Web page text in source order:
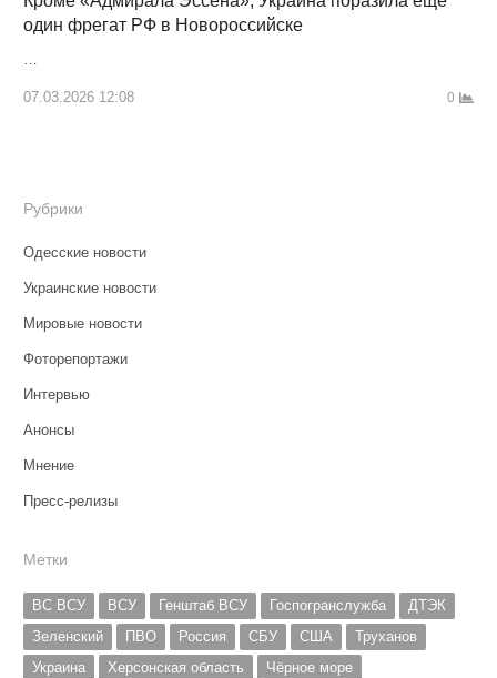
один фрегат РФ в Новороссийске
…
07.03.2026 12:08 0
Рубрики
Одесские новости
Украинские новости
Мировые новости
Фоторепортажи
Интервью
Анонсы
Мнение
Пресс-релизы
Метки
ВС ВСУ ВСУ Генштаб ВСУ Госпогранслужба
ДТЭК
Зеленский
ПВО Россия СБУ США
Труханов
Украина
Херсонская область
Чёрное море